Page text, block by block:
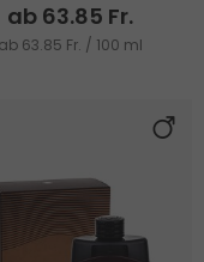
ab 63.85 Fr.
ab 63.85 Fr. / 100 ml